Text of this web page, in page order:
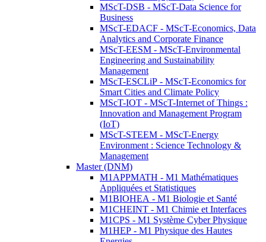
MScT-DSB - MScT-Data Science for
Business
MScT-EDACF - MScT-Economics, Data
Analytics and Corporate Finance
MScT-EESM - MScT-Environmental
Engineering and Sustainability
Management
MScT-ESCLiP - MScT-Economics for
Smart Cities and Climate Policy
MScT-IOT - MScT-Internet of Things :
Innovation and Management Program
(IoT)
MScT-STEEM - MScT-Energy
Environment : Science Technology &
Management
Master (DNM)
M1APPMATH - M1 Mathématiques
Appliquées et Statistiques
M1BIOHEA - M1 Biologie et Santé
M1CHEINT - M1 Chimie et Interfaces
M1CPS - M1 Système Cyber Physique
M1HEP - M1 Physique des Hautes